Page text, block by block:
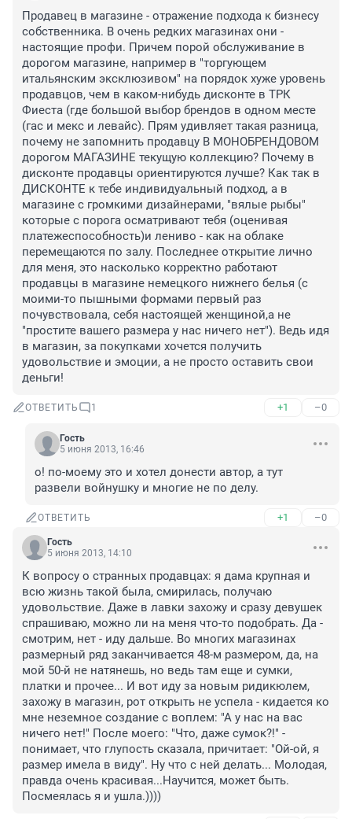
Продавец в магазине - отражение подхода к бизнесу
собственника. В очень редких магазинах они -
настоящие профи. Причем порой обслуживание в
дорогом магазине, например в "торгующем
итальянским эксклюзивом" на порядок хуже уровень
продавцов, чем в каком-нибудь дисконте в ТРК
Фиеста (где большой выбор брендов в одном месте
(гас и мекс и левайс). Прям удивляет такая разница,
почему не запомнить продавцу В МОНОБРЕНДОВОМ
дорогом МАГАЗИНЕ текущую коллекцию? Почему в
дисконте продавцы ориентируются лучше? Как так в
ДИСКОНТЕ к тебе индивидуальный подход, а в
магазине с громкими дизайнерами, "вялые рыбы"
которые с порога осматривают тебя (оценивая
платежеспособность)и лениво - как на облаке
перемещаются по залу. Последнее открытие лично
для меня, это насколько корректно работают
продавцы в магазине немецкого нижнего белья (с
моими-то пышными формами первый раз
почувствовала, себя настоящей женщиной,а не
"простите вашего размера у нас ничего нет"). Ведь идя
в магазин, за покупками хочется получить
удовольствие и эмоции, а не просто оставить свои
деньги!
ОТВЕТИТЬ 1 +1 –0
Гость
5 июня 2013, 16:46
о! по-моему это и хотел донести автор, а тут
развели войнушку и многие не по делу.
ОТВЕТИТЬ +1 –0
Гость
5 июня 2013, 14:10
К вопросу о странных продавцах: я дама крупная и
всю жизнь такой была, смирилась, получаю
удовольствие. Даже в лавки захожу и сразу девушек
спрашиваю, можно ли на меня что-то подобрать. Да -
смотрим, нет - иду дальше. Во многих магазинах
размерный ряд заканчивается 48-м размером, да, на
мой 50-й не натянешь, но ведь там еще и сумки,
платки и прочее... И вот иду за новым ридикюлем,
захожу в магазин, рот открыть не успела - кидается ко
мне неземное создание с воплем: "А у нас на вас
ничего нет!" После моего: "Что, даже сумок?!" -
понимает, что глупость сказала, причитает: "Ой-ой, я
размер имела в виду". Ну что с ней делать... Молодая,
правда очень красивая...Научится, может быть.
Посмеялась я и ушла.))))